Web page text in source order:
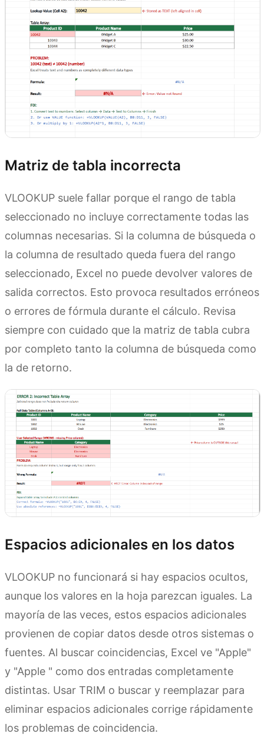
Matriz de tabla incorrecta
VLOOKUP suele fallar porque el rango de tabla
seleccionado no incluye correctamente todas las
columnas necesarias. Si la columna de búsqueda o
la columna de resultado queda fuera del rango
seleccionado, Excel no puede devolver valores de
salida correctos. Esto provoca resultados erróneos
o errores de fórmula durante el cálculo. Revisa
siempre con cuidado que la matriz de tabla cubra
por completo tanto la columna de búsqueda como
la de retorno.
Espacios adicionales en los datos
VLOOKUP no funcionará si hay espacios ocultos,
aunque los valores en la hoja parezcan iguales. La
mayoría de las veces, estos espacios adicionales
provienen de copiar datos desde otros sistemas o
fuentes. Al buscar coincidencias, Excel ve "Apple"
y "Apple " como dos entradas completamente
distintas. Usar TRIM o buscar y reemplazar para
eliminar espacios adicionales corrige rápidamente
los problemas de coincidencia.